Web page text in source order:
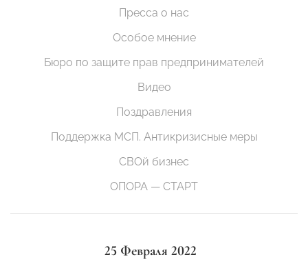
Пресса о нас
Особое мнение
Бюро по защите прав предпринимателей
Видео
Поздравления
Поддержка МСП. Антикризисные меры
СВОй бизнес
ОПОРА — СТАРТ
25 Февраля 2022